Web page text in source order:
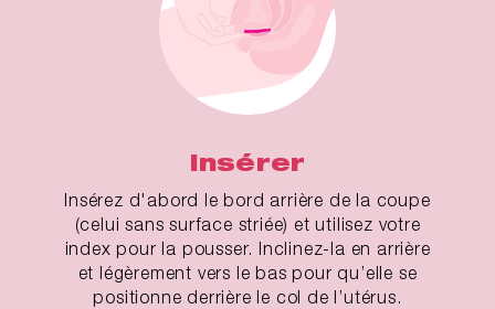
Insérer
Insérez d'abord le bord arrière de la coupe
(celui sans surface striée) et utilisez votre
index pour la pousser. Inclinez-la en arrière
et légèrement vers le bas pour qu’elle se
positionne derrière le col de l’utérus.